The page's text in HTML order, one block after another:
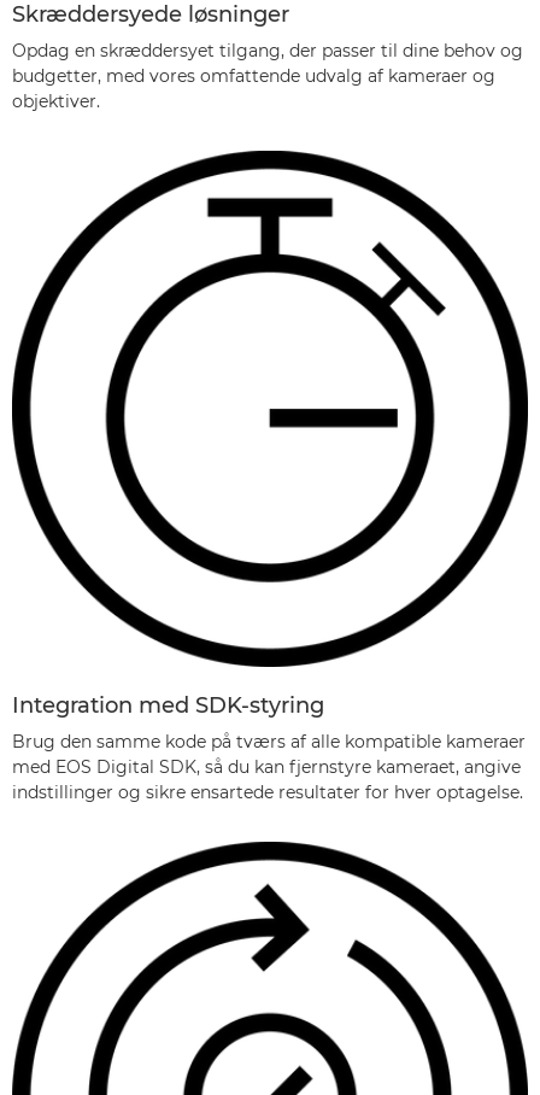
Skræddersyede løsninger
Opdag en skræddersyet tilgang, der passer til dine behov og
budgetter, med vores omfattende udvalg af kameraer og
objektiver.
Integration med SDK-styring
Brug den samme kode på tværs af alle kompatible kameraer
med EOS Digital SDK, så du kan fjernstyre kameraet, angive
indstillinger og sikre ensartede resultater for hver optagelse.